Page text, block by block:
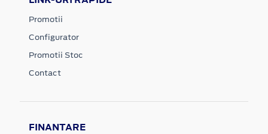
Promotii
Configurator
Promotii Stoc
Contact
FINANTARE